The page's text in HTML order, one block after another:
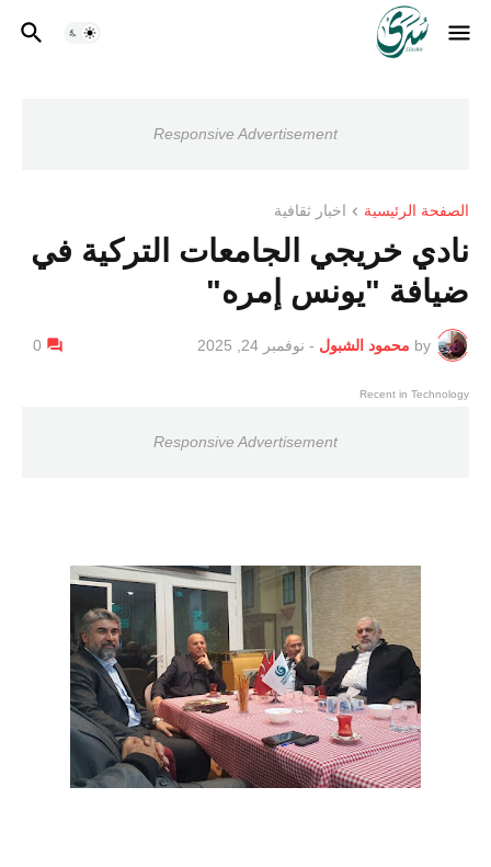
Responsive Advertisement
الصفحة الرئيسية اخبار ثقافية
نادي خريجي الجامعات التركية في
ضيافة "يونس إمره"
by محمود الشبول - نوفمبر 24, 2025 0
Recent in Technology
Responsive Advertisement